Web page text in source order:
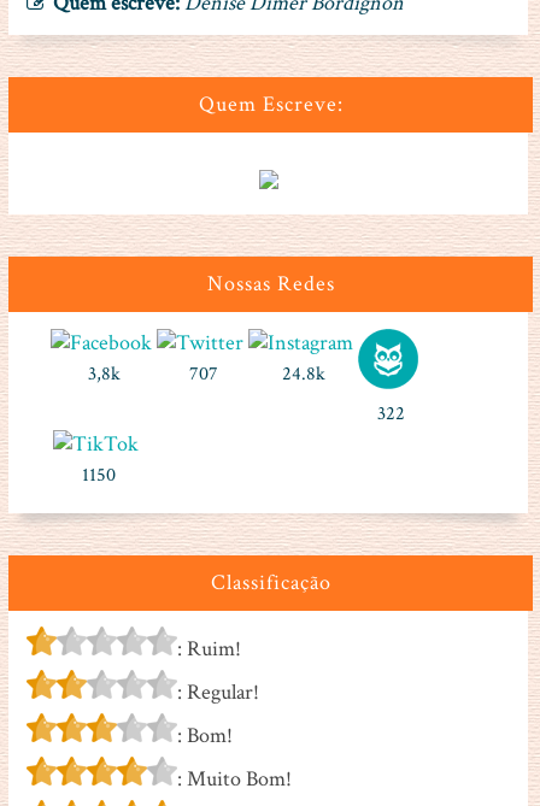
Quem Escreve:
Nossas Redes
3,8k 707
24.8k
322
1150
Classificação
: Ruim!
: Regular!
: Bom!
: Muito Bom!